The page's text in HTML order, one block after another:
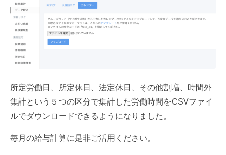
所定労働日、所定休日、法定休日、その他割増、時間外
集計という５つの区分で集計した労働時間をCSVファイ
ルでダウンロードできるようになりました。
毎月の給与計算に是非ご活用ください。